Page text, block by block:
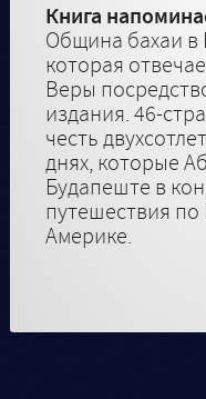
Книга
Община бахаи в
которая
Веры
издания. 46-
честь
днях, которые
Будапеште в
путешествия
Америке.